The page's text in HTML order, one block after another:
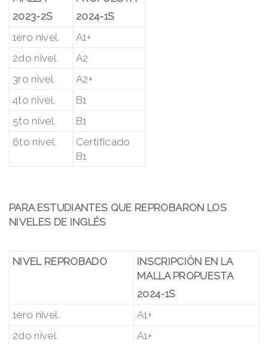
2023-2S
2024-1S
1ero nivel.
A1+
2do nivel.
A2
3ro nivel.
A2+
4to nivel.
B1
5to nivel.
B1
6to nivel.
Certificado
B1
PARA ESTUDIANTES QUE REPROBARON LOS
NIVELES DE INGLÉS
NIVEL REPROBADO
INSCRIPCIÓN EN LA
MALLA PROPUESTA
2024-1S
1ero nivel.
A1+
2do nivel.
A1+